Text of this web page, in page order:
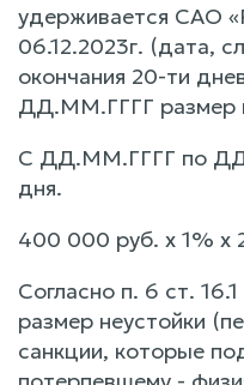
удерживается САО
06.12.2023г. (дата,
окончания 20-ти
ДД.ММ.ГГГГ размер
С ДД.ММ.ГГГГ по
дня.
400 000 руб. х 1% х
Согласно п. 6 ст.
размер неустойки
санкции, которые